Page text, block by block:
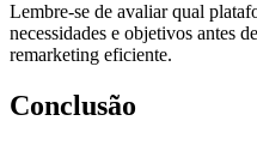
Lembre-se de avaliar qual
necessidades e objetivos antes
remarketing eficiente.
Conclusão